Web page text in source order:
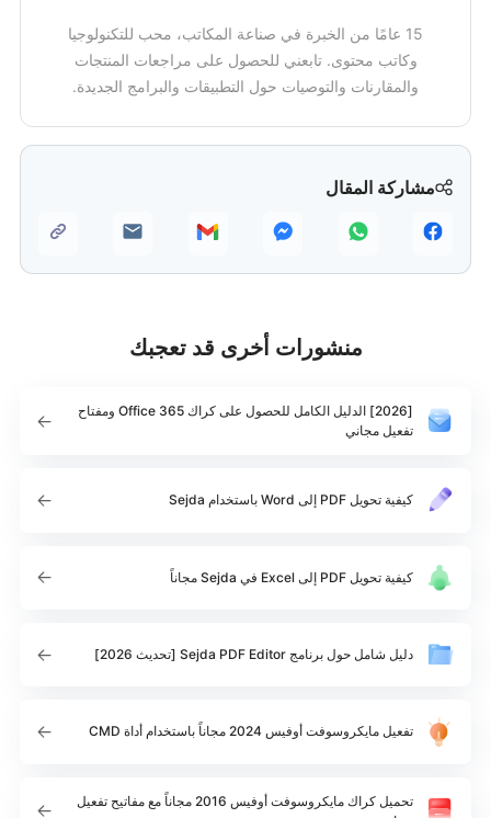
مشاركة المقال
15 عامًا من الخبرة في صناعة المكاتب، محب للتكنولوجيا
وكاتب محتوى. تابعني للحصول على مراجعات المنتجات
والمقارنات والتوصيات حول التطبيقات والبرامج الجديدة.
منشورات أخرى قد تعجبك
[2026] الدليل الكامل للحصول على كراك Office 365 ومفتاح
تفعيل مجاني
كيفية تحويل PDF إلى Word باستخدام Sejda
كيفية تحويل PDF إلى Excel في Sejda مجاناً
دليل شامل حول برنامج Sejda PDF Editor [تحديث 2026]
تفعيل مايكروسوفت أوفيس 2024 مجاناً باستخدام أداة CMD
تحميل كراك مايكروسوفت أوفيس 2016 مجاناً مع مفاتيح تفعيل